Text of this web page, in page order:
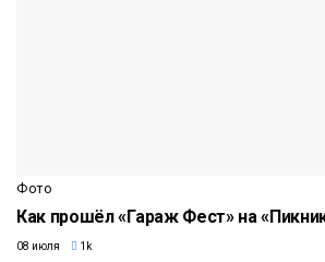
Фото
Как прошёл «Гараж Фест» на
08 июля 1k